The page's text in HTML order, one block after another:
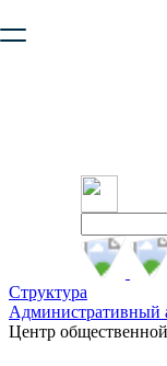
безопасную работу
Структура
Административный
Центр